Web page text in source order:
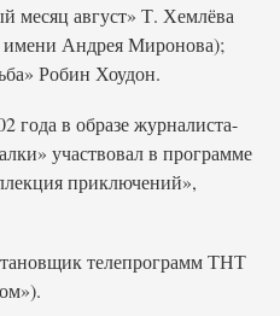
месяц август» Т. Хемлёва
имени Андрея Миронова);
Робин Хоудон.
года в образе журналиста-
участвовал в программе
приключений»,
телепрограмм ТНТ